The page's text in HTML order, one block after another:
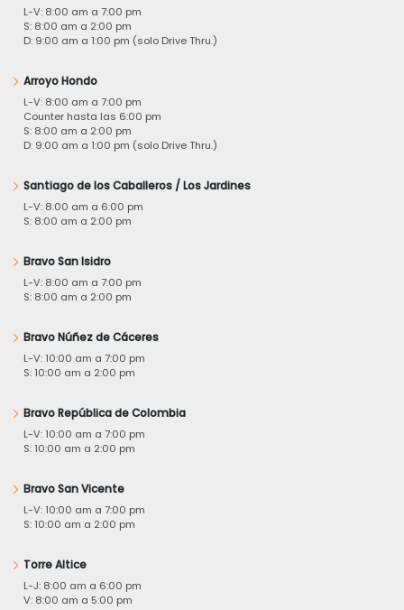
L-V: 8:00 am a 7:00 pm
S: 8:00 am a 2:00 pm
D: 9:00 am a 1:00 pm (solo Drive Thru.)
Arroyo Hondo
L-V: 8:00 am a 7:00 pm
Counter hasta las 6:00 pm
S: 8:00 am a 2:00 pm
D: 9:00 am a 1:00 pm (solo Drive Thru.)
Santiago de los Caballeros / Los Jardines
L-V: 8:00 am a 6:00 pm
S: 8:00 am a 2:00 pm
Bravo San Isidro
L-V: 8:00 am a 7:00 pm
S: 8:00 am a 2:00 pm
Bravo Núñez de Cáceres
L-V: 10:00 am a 7:00 pm
S: 10:00 am a 2:00 pm
Bravo República de Colombia
L-V: 10:00 am a 7:00 pm
S: 10:00 am a 2:00 pm
Bravo San Vicente
L-V: 10:00 am a 7:00 pm
S: 10:00 am a 2:00 pm
Torre Altice
L-J: 8:00 am a 6:00 pm
V: 8:00 am a 5:00 pm